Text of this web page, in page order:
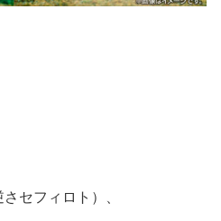
セフィロト）、